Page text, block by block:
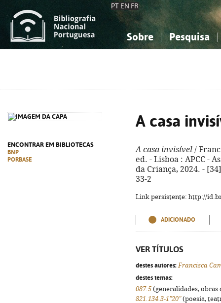
PT EN FR
Sobre Pesquisa
ENCONTRAR EM BIBLIOTECAS
BNP
PORBASE
A casa
A casa invisível /
ed. - Lisboa : APCC -
da Criança, 2024. -
33-2
Link persistente: http://
ADICIONADO
VER TÍTULOS
destes autores: Francisca
destes temas:
087.5 (generalidades,
821.134.3-1"20"(poesia,